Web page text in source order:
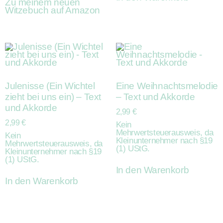
Zu meinem neuen
Witzebuch auf Amazon
Julenisse (Ein Wichtel
zieht bei uns ein) – Text
und Akkorde
2,99 €
Kein
Mehrwertsteuerausweis, da
Kleinunternehmer nach §19
(1) UStG.
In den Warenkorb
Eine Weihnachtsmelodie
– Text und Akkorde
2,99 €
Kein
Mehrwertsteuerausweis, da
Kleinunternehmer nach §19
(1) UStG.
In den Warenkorb